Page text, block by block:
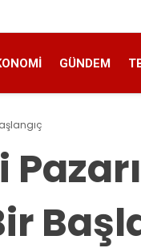
GÜNDEM